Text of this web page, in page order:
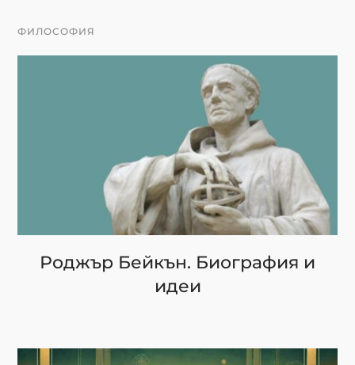
ФИЛОСОФИЯ
Роджър Бейкън. Биография и
идеи